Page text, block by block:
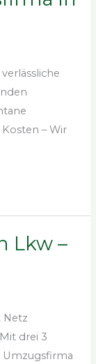
– Wir
Lkw –
Netz
drei 3
Umzugsfirma